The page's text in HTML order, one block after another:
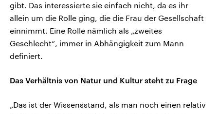
gibt. Das interessierte sie einfach nicht, da es ihr
allein um die Rolle ging, die die Frau der Gesellschaft
einnimmt. Eine Rolle nämlich als „zweites
Geschlecht“, immer in Abhängigkeit zum Mann
definiert.
Das Verhältnis von Natur und Kultur steht zu Frage
„Das ist der Wissensstand, als man noch einen relativ